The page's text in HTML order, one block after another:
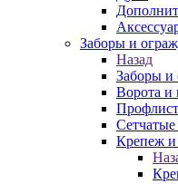
Заборы и
Назад
Заборы и
Ворота и
Профлист
Крепеж и